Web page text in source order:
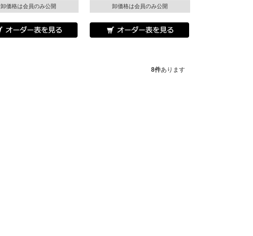
卸価格は会員のみ公開 卸価格は会員のみ公開
8件あります